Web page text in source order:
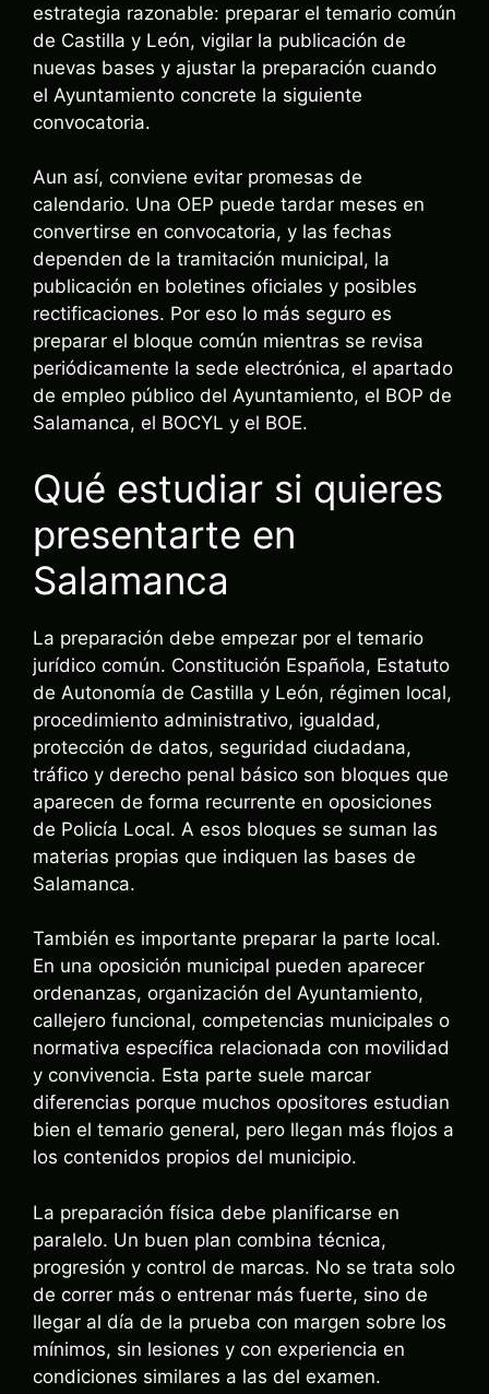
estrategia razonable: preparar el temario común
de Castilla y León, vigilar la publicación de
nuevas bases y ajustar la preparación cuando
el Ayuntamiento concrete la siguiente
convocatoria.
Aun así, conviene evitar promesas de
calendario. Una OEP puede tardar meses en
convertirse en convocatoria, y las fechas
dependen de la tramitación municipal, la
publicación en boletines oficiales y posibles
rectificaciones. Por eso lo más seguro es
preparar el bloque común mientras se revisa
periódicamente la sede electrónica, el apartado
de empleo público del Ayuntamiento, el BOP de
Salamanca, el BOCYL y el BOE.
Qué estudiar si quieres
presentarte en
Salamanca
La preparación debe empezar por el temario
jurídico común. Constitución Española, Estatuto
de Autonomía de Castilla y León, régimen local,
procedimiento administrativo, igualdad,
protección de datos, seguridad ciudadana,
tráfico y derecho penal básico son bloques que
aparecen de forma recurrente en oposiciones
de Policía Local. A esos bloques se suman las
materias propias que indiquen las bases de
Salamanca.
También es importante preparar la parte local.
En una oposición municipal pueden aparecer
ordenanzas, organización del Ayuntamiento,
callejero funcional, competencias municipales o
normativa específica relacionada con movilidad
y convivencia. Esta parte suele marcar
diferencias porque muchos opositores estudian
bien el temario general, pero llegan más flojos a
los contenidos propios del municipio.
La preparación física debe planificarse en
paralelo. Un buen plan combina técnica,
progresión y control de marcas. No se trata solo
de correr más o entrenar más fuerte, sino de
llegar al día de la prueba con margen sobre los
mínimos, sin lesiones y con experiencia en
condiciones similares a las del examen.